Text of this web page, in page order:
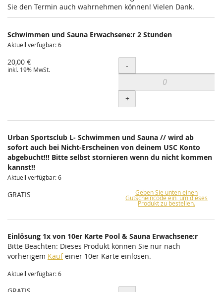
Sie den Termin auch wahrnehmen können! Vielen Dank.
Schwimmen und Sauna Erwachsene:r 2 Stunden
Aktuell verfügbar: 6
20,00 €
inkl. 19% MwSt. Menge
-
+
Urban Sportsclub L- Schwimmen und Sauna // wird ab
sofort auch bei Nicht-Erscheinen von deinem USC Konto
abgebucht!!! Bitte selbst stornieren wenn du nicht kommen
kannst!!
Aktuell verfügbar: 6
GRATIS Geben Sie unten einen
Gutscheincode ein, um dieses
Produkt zu bestellen.
Einlösung 1x von 10er Karte Pool & Sauna Erwachsene:r
Bitte Beachten: Dieses Produkt können Sie nur nach
vorherigem Kaufeiner 10er Karte einlösen.
Aktuell verfügbar: 6